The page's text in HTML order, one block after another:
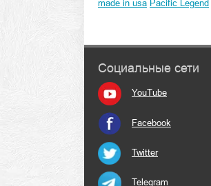
made in usa Pacific Legend
Социальные сети
YouTube
Facebook
Twitter
Telegram